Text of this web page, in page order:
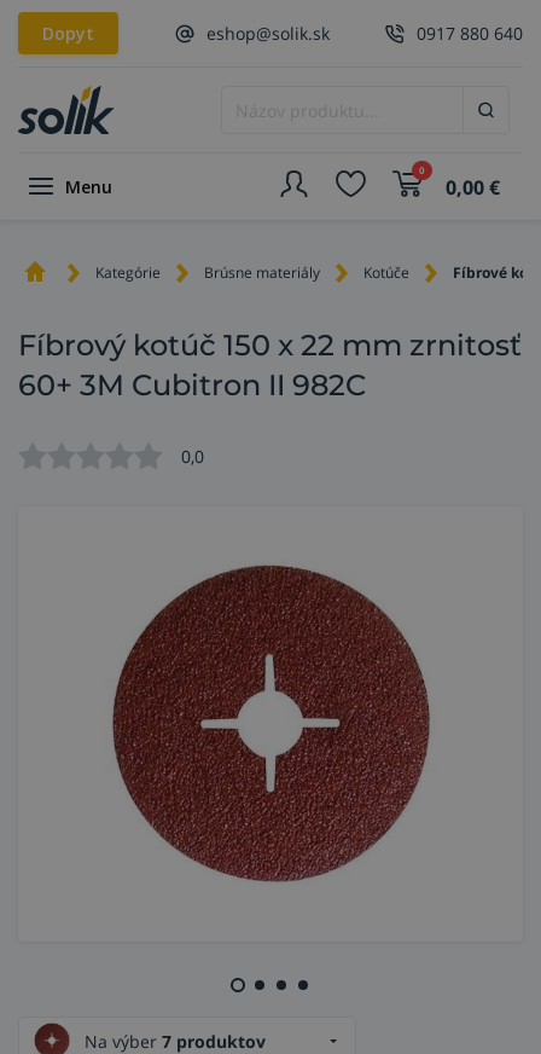
Dopyt eshop@solik.sk 0917 880 640
Menu
0
0,00€
Kategórie Brúsne materiály Kotúče Fíbrové
Fíbrový kotúč 150 x 22 mm zrnitosť
60+ 3M Cubitron II 982C
0,0
Na výber 7 produktov